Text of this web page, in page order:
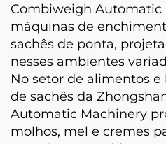
Combiweigh Automatic
máquinas de
sachês de ponta,
nesses ambientes
No setor de alimentos
de sachês da
Automatic Machinery
molhos, mel e cremes